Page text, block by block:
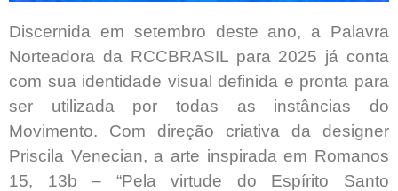
Discernida em setembro deste ano, a Palavra
Norteadora da RCCBRASIL para 2025 já conta
com sua identidade visual definida e pronta para
ser utilizada por todas as instâncias do
Movimento. Com direção criativa da designer
Priscila Venecian, a arte inspirada em Romanos
15, 13b – “Pela virtude do Espírito Santo